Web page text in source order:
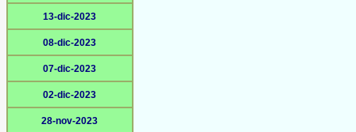
13-dic-2023
08-dic-2023
07-dic-2023
02-dic-2023
28-nov-2023